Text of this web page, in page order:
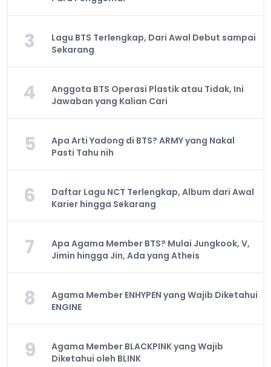
3
Lagu BTS Terlengkap, Dari Awal Debut sampai
Sekarang
4
Anggota BTS Operasi Plastik atau Tidak, Ini
Jawaban yang Kalian Cari
5
Apa Arti Yadong di BTS? ARMY yang Nakal
Pasti Tahu nih
6
Daftar Lagu NCT Terlengkap, Album dari Awal
Karier hingga Sekarang
7
Apa Agama Member BTS? Mulai Jungkook, V,
Jimin hingga Jin, Ada yang Atheis
8
Agama Member ENHYPEN yang Wajib Diketahui
ENGINE
9
Agama Member BLACKPINK yang Wajib
Diketahui oleh BLINK